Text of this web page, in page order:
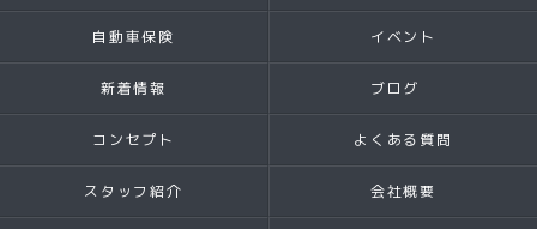
自動車保険 イベント
新着情報 ブログ
コンセプト よくある質問
スタッフ紹介 会社概要